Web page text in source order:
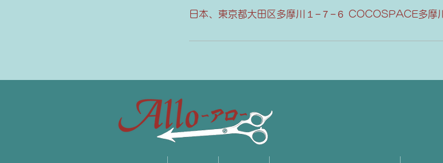
日本、東京都大田区多摩川１−７−６ COCOSPACE多摩川